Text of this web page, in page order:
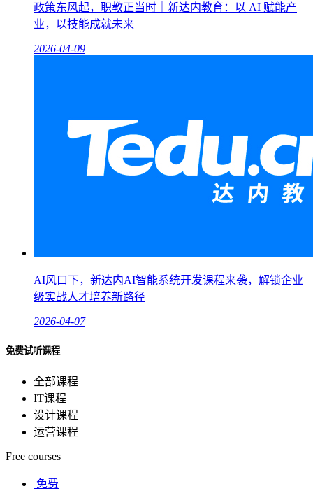
政策东风起，职教正当时｜新达内教育：以 AI 赋能产
业，以技能成就未来
2026-04-09
AI风口下，新达内AI智能系统开发课程来袭，解锁企业
级实战人才培养新路径
2026-04-07
免费试听课程
全部课程
IT课程
设计课程
运营课程
Free courses
免费